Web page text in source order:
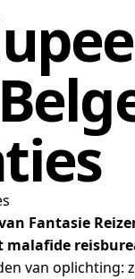
Fantasie
malafide
van